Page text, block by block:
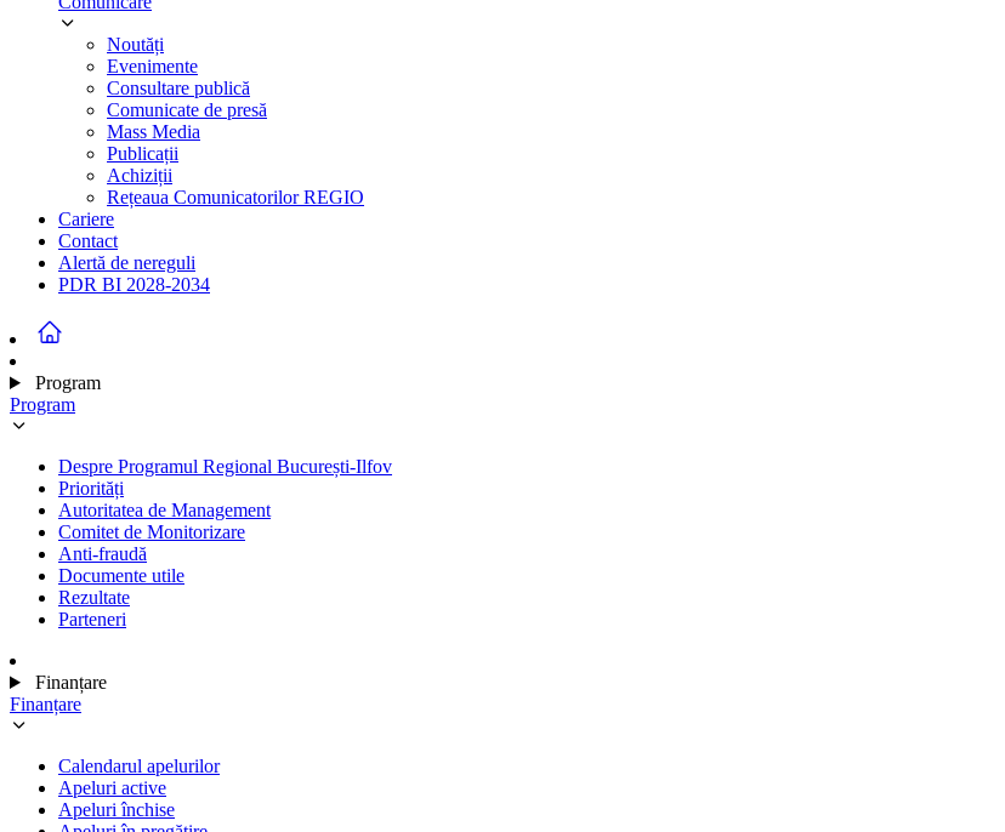
Noutăți
Evenimente
Consultare publică
Comunicate de presă
Mass Media
Publicații
Achiziții
Rețeaua Comunicatorilor REGIO
Cariere
Contact
Alertă de nereguli
PDR BI 2028-2034
Program
Program
Despre Programul Regional București-Ilfov
Priorități
Autoritatea de Management
Comitet de Monitorizare
Anti-fraudă
Documente utile
Rezultate
Parteneri
Finanțare
Finanțare
Calendarul apelurilor
Apeluri active
Apeluri închise